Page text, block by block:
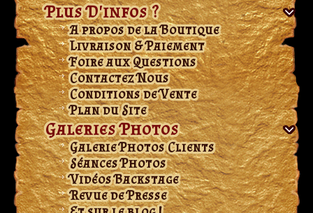
Plus D'infos ?
A propos de la Boutique
Livraison & Paiement
Foire aux Questions
Contactez Nous
Conditions de Vente
Plan du Site
Galeries Photos
Galerie Photos Clients
Séances Photos
Vidéos Backstage
Revue de Presse